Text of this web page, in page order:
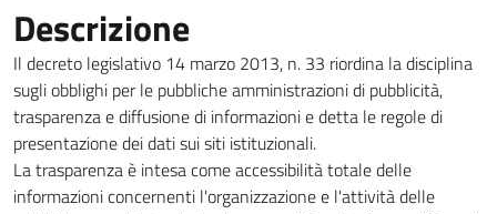
Descrizione
Il decreto legislativo 14 marzo 2013, n. 33 riordina la disciplina
sugli obblighi per le pubbliche amministrazioni di pubblicità,
trasparenza e diffusione di informazioni e detta le regole di
presentazione dei dati sui siti istituzionali.
La trasparenza è intesa come accessibilità totale delle
informazioni concernenti l'organizzazione e l'attività delle